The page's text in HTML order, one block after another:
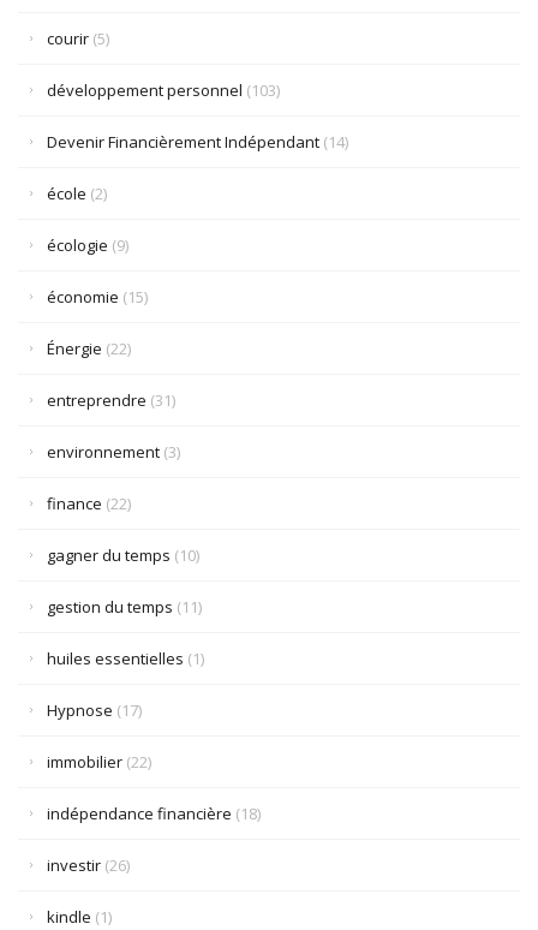
courir (5)
développement personnel (103)
Devenir Financièrement Indépendant (14)
école (2)
écologie (9)
économie (15)
Énergie (22)
entreprendre (31)
environnement (3)
finance (22)
gagner du temps (10)
gestion du temps (11)
huiles essentielles (1)
Hypnose (17)
immobilier (22)
indépendance financière (18)
investir (26)
kindle (1)